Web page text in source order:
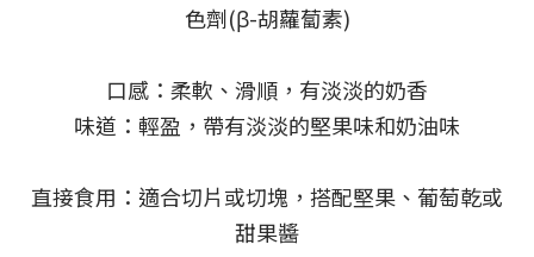
色劑(β-胡蘿蔔素)
口感：柔軟、滑順，有淡淡的奶香
味道：輕盈，帶有淡淡的堅果味和奶油味
直接食用：適合切片或切塊，搭配堅果、葡萄乾或
甜果醬